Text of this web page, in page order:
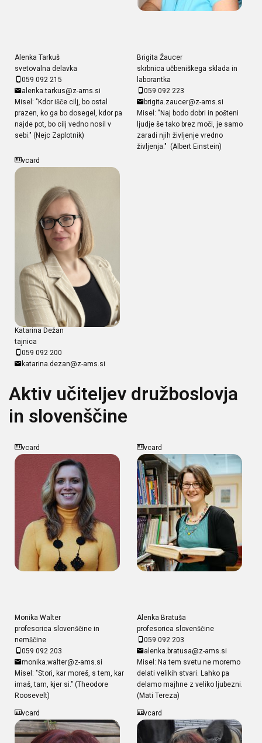
Alenka Tarkuš
svetovalna delavka
059 092 215
alenka.tarkus@z-ams.si
Misel: "Kdor išče cilj, bo ostal
prazen, ko ga bo dosegel, kdor pa
najde pot, bo cilj vedno nosil v
sebi." (Nejc Zaplotnik)
Brigita Žaucer
skrbnica učbeniškega sklada in
laborantka
059 092 223
brigita.zaucer@z-ams.si
Misel: "Naj bodo dobri in pošteni
ljudje še tako brez moči, je samo
zaradi njih življenje vredno
življenja." (Albert Einstein)
vcard
Katarina Dežan
tajnica
059 092 200
katarina.dezan@z-ams.si
Aktiv učiteljev družboslovja
in slovenščine
vcard
Monika Walter
profesorica slovenščine in
nemščine
059 092 203
monika.walter@z-ams.si
Misel: "Stori, kar moreš, s tem, kar
imaš, tam, kjer si." (Theodore
Roosevelt)
vcard
Alenka Bratuša
profesorica slovenščine
059 092 203
alenka.bratusa@z-ams.si
Misel: Na tem svetu ne moremo
delati velikih stvari. Lahko pa
delamo majhne z veliko ljubezni.
(Mati Tereza)
vcard vcard